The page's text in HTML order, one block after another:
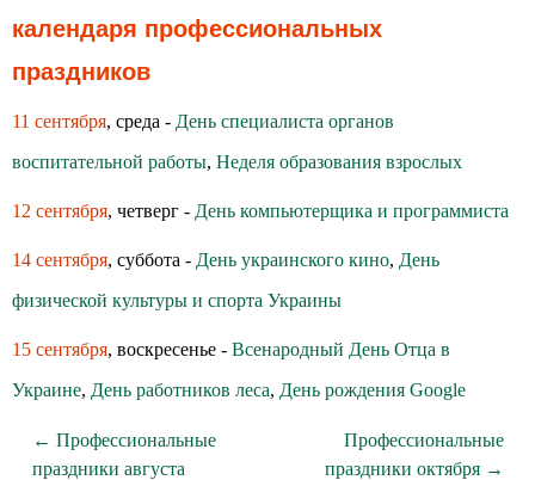
календаря профессиональных
праздников
11 сентября, среда - День специалиста органов
воспитательной работы, Неделя образования взрослых
12 сентября, четверг - День компьютерщика и программиста
14 сентября, суббота - День украинского кино, День
физической культуры и спорта Украины
15 сентября, воскресенье - Всенародный День Отца в
Украине, День работников леса, День рождения Google
← Профессиональные
праздники августа
Профессиональные
праздники октября →